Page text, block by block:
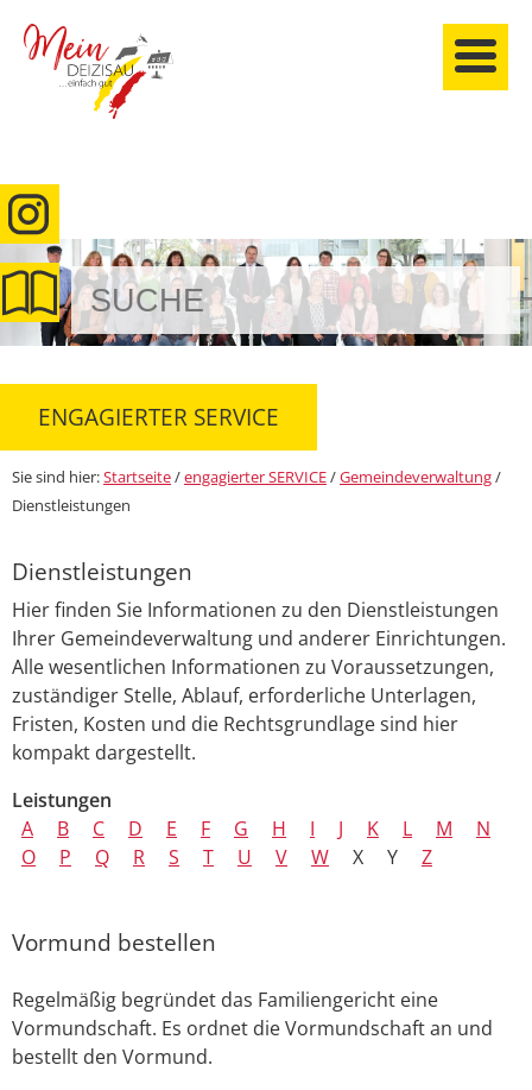
anmelden
ENGAGIERTER SERVICE
Sie sind hier:Startseite/engagierter SERVICE/Gemeindeverwaltung/
Dienstleistungen
Dienstleistungen
Hier finden Sie Informationen zu den Dienstleistungen
Ihrer Gemeindeverwaltung und anderer Einrichtungen.
Alle wesentlichen Informationen zu Voraussetzungen,
zuständiger Stelle, Ablauf, erforderliche Unterlagen,
Fristen, Kosten und die Rechtsgrundlage sind hier
kompakt dargestellt.
Leistungen
A
B C D E F G H I J K L M
N
O
P Q R S T U V W X Y Z
Vormund bestellen
Regelmäßig begründet das Familiengericht eine
Vormundschaft. Es ordnet die Vormundschaft an und
bestellt den Vormund.